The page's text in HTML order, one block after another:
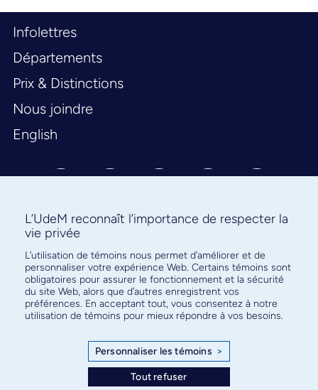
Infolettres
Départements
Prix & Distinctions
Nous joindre
English
Abonnez-vous à notre infolettre
pour connaître l’actualité facultaire
L’UdeM reconnaît l’importance de respecter la
vie privée
L’utilisation de témoins nous permet d’améliorer et de
personnaliser votre expérience Web. Certains témoins sont
obligatoires pour assurer le fonctionnement et la sécurité
du site Web, alors que d’autres enregistrent vos
préférences. En acceptant tout, vous consentez à notre
utilisation de témoins pour mieux répondre à vos besoins.
Personnaliser les témoins >
Tout refuser